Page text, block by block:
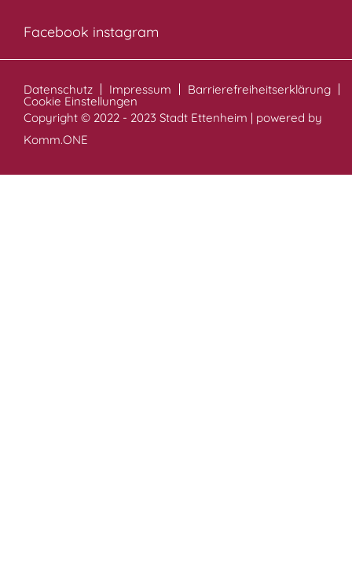
Facebook instagram
Datenschutz Impressum Barrierefreiheitserklärung
Cookie Einstellungen
Copyright © 2022 - 2023 Stadt Ettenheim | powered by
Komm.ONE